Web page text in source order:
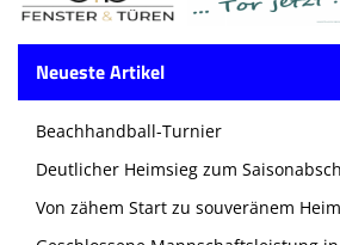
Neueste Artikel
Beachhandball-Turnier
Deutlicher Heimsieg zum
Von zähem Start zu souveränem